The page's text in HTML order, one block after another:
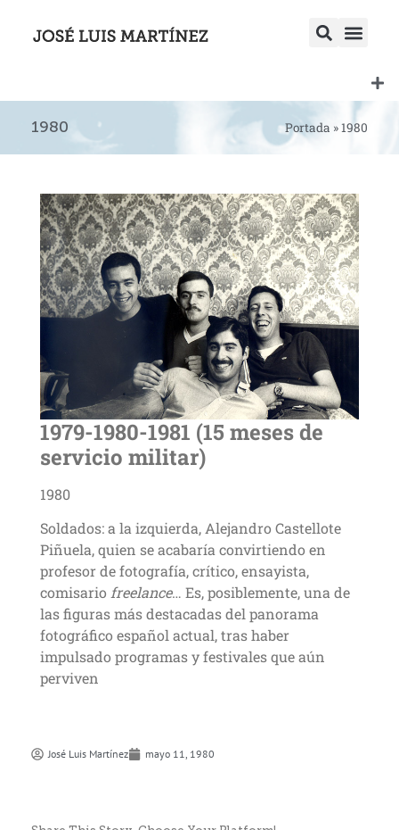
1980 Portada »1980
1979-1980-1981 (15 meses de
servicio militar)
1980
Soldados: a la izquierda, Alejandro Castellote
Piñuela, quien se acabaría convirtiendo en
profesor de fotografía, crítico, ensayista,
comisario freelance… Es, posiblemente, una de
las figuras más destacadas del panorama
fotográfico español actual, tras haber
impulsado programas y festivales que aún
perviven
José Luis Martí­nez mayo 11, 1980